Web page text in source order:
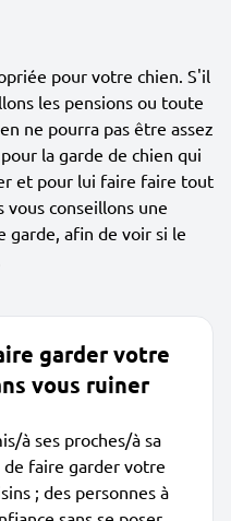
pour votre chien. S'il
les pensions ou toute
ne pourra pas être assez
la garde de chien qui
et pour lui faire faire tout
conseillons une
afin de voir si le
garder votre
vous ruiner
à ses proches/à sa
de faire garder votre
; des personnes à